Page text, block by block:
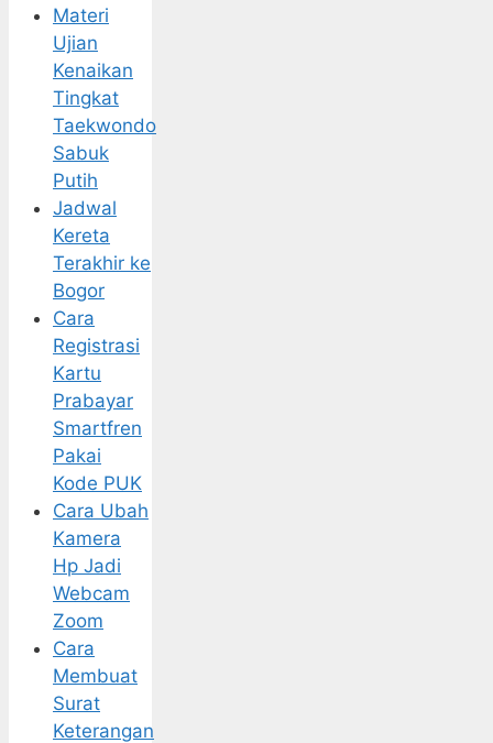
Materi
Ujian
Kenaikan
Tingkat
Taekwondo
Sabuk
Putih
Jadwal
Kereta
Terakhir ke
Bogor
Cara
Registrasi
Kartu
Prabayar
Smartfren
Pakai
Kode PUK
Cara Ubah
Kamera
Hp Jadi
Webcam
Zoom
Cara
Membuat
Surat
Keterangan